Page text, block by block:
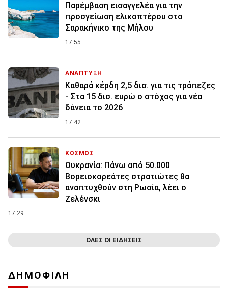
Παρέμβαση εισαγγελέα για την
προσγείωση ελικοπτέρου στο
Σαρακήνικο της Μήλου
17:55
ΑΝΑΠΤΥΞΗ
Καθαρά κέρδη 2,5 δισ. για τις τράπεζες
- Στα 15 δισ. ευρώ ο στόχος για νέα
δάνεια το 2026
17:42
ΚΟΣΜΟΣ
Ουκρανία: Πάνω από 50.000
Βορειοκορεάτες στρατιώτες θα
αναπτυχθούν στη Ρωσία, λέει ο
Ζελένσκι
17:29
ΟΛΕΣ ΟΙ ΕΙΔΗΣΕΙΣ
ΔΗΜΟΦΙΛΗ